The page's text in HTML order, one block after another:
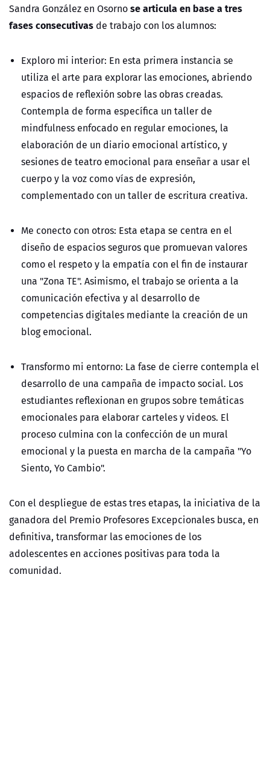
Sandra González en Osornose articula en base a tres
fases consecutivas de trabajo con los alumnos:
Exploro mi interior: En esta primera instancia se
utiliza el arte para explorar las emociones, abriendo
espacios de reflexión sobre las obras creadas.
Contempla de forma específica un taller de
mindfulness enfocado en regular emociones, la
elaboración de un diario emocional artístico, y
sesiones de teatro emocional para enseñar a usar el
cuerpo y la voz como vías de expresión,
complementado con un taller de escritura creativa.
Me conecto con otros: Esta etapa se centra en el
diseño de espacios seguros que promuevan valores
como el respeto y la empatía con el fin de instaurar
una "Zona TE". Asimismo, el trabajo se orienta a la
comunicación efectiva y al desarrollo de
competencias digitales mediante la creación de un
blog emocional.
Transformo mi entorno: La fase de cierre contempla el
desarrollo de una campaña de impacto social. Los
estudiantes reflexionan en grupos sobre temáticas
emocionales para elaborar carteles y videos. El
proceso culmina con la confección de un mural
emocional y la puesta en marcha de la campaña "Yo
Siento, Yo Cambio".
Con el despliegue de estas tres etapas, la iniciativa de la
ganadora del Premio Profesores Excepcionales busca, en
definitiva, transformar las emociones de los
adolescentes en acciones positivas para toda la
comunidad.